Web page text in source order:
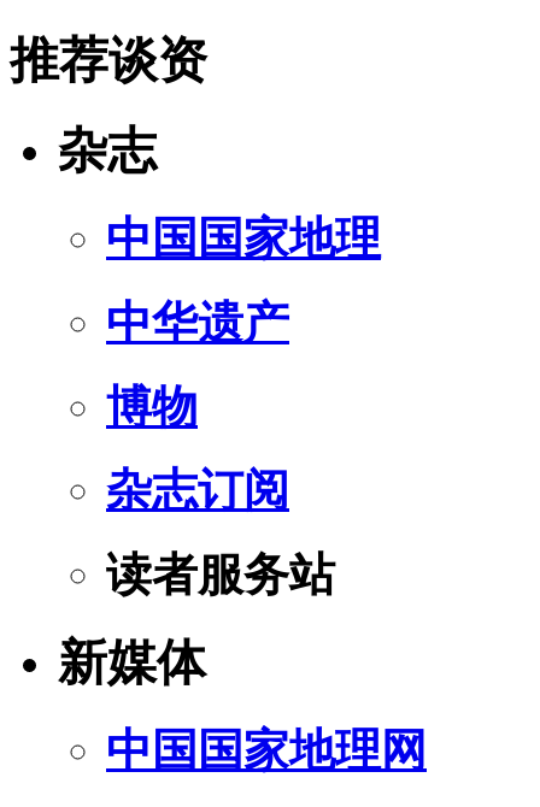
推荐谈资
杂志
中国国家地理
中华遗产
博物
杂志订阅
读者服务站
新媒体
中国国家地理网